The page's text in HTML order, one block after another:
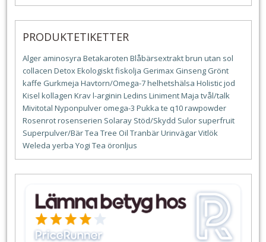
PRODUKTETIKETTER
Alger aminosyra Betakaroten Blåbärsextraktbrun utan sol
collacen DetoxEkologisktfiskolja Gerimax Ginseng Grönt
kaffe Gurkmeja Havtorn/Omega-7helhetshälsa Holisticjod
Kisel kollagen Kravl-arginin Ledins LinimentMaja tvål/talk
Mivitotal Nyponpulver omega-3 Pukka te q10rawpowder
Rosenrotrosenserien Solaray Stöd/Skydd Sulor superfruit
Superpulver/BärTea Tree Oil TranbärUrinvägarVitlök
Weleda yerba Yogi Tea öronljus